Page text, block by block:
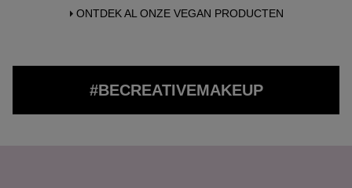
ONTDEK AL ONZE VEGAN PRODUCTEN
#BECREATIVEMAKEUP